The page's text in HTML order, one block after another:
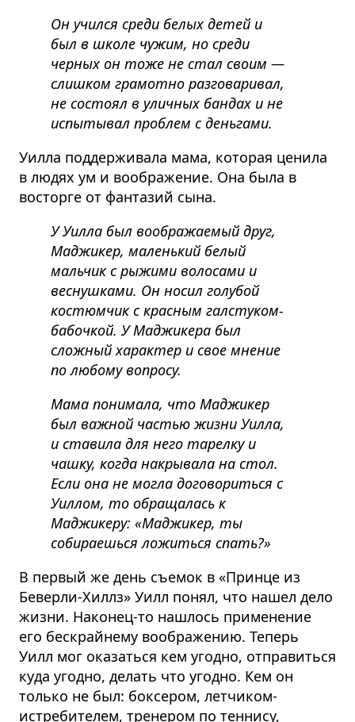
Он учился среди белых детей и
был в школе чужим, но среди
черных он тоже не стал своим —
слишком грамотно разговаривал,
не состоял в уличных бандах и не
испытывал проблем с деньгами.
Уилла поддерживала мама, которая ценила
в людях ум и воображение. Она была в
восторге от фантазий сына.
У Уилла был воображаемый друг,
Маджикер, маленький белый
мальчик с рыжими волосами и
веснушками. Он носил голубой
костюмчик с красным галстуком-
бабочкой. У Маджикера был
сложный характер и свое мнение
по любому вопросу.
Мама понимала, что Маджикер
был важной частью жизни Уилла,
и ставила для него тарелку и
чашку, когда накрывала на стол.
Если она не могла договориться с
Уиллом, то обращалась к
Маджикеру: «Маджикер, ты
собираешься ложиться спать?»
В первый же день съемок в «Принце из
Беверли-Хиллз» Уилл понял, что нашел дело
жизни. Наконец-то нашлось применение
его бескрайнему воображению. Теперь
Уилл мог оказаться кем угодно, отправиться
куда угодно, делать что угодно. Кем он
только не был: боксером, летчиком-
истребителем, тренером по теннису,